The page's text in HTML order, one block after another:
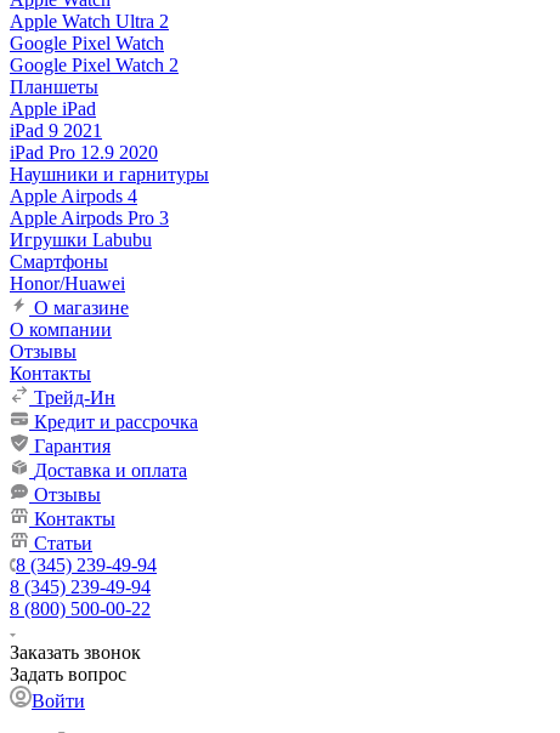
Apple Watch Ultra 2
Google Pixel Watch
Google Pixel Watch 2
Планшеты
Apple iPad
iPad 9 2021
iPad Pro 12.9 2020
Наушники и гарнитуры
Apple Airpods 4
Apple Airpods Pro 3
Игрушки Labubu
Смартфоны
Honor/Huawei
О магазине
О компании
Отзывы
Контакты
Трейд-Ин
Кредит и рассрочка
Гарантия
Доставка и оплата
Отзывы
Контакты
Статьи
8 (345) 239-49-94
8 (345) 239-49-94
8 (800) 500-00-22
Заказать звонок
Задать вопрос
Войти